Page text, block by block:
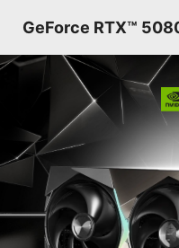
GeForce RTX™